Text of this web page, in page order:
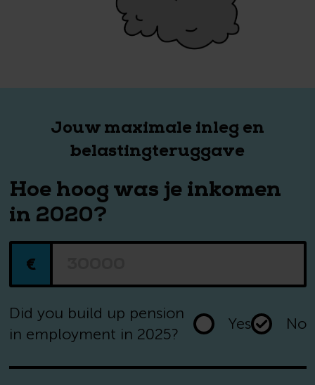
Jouw maximale inleg en
belastingteruggave
Hoe hoog was je inkomen
in 2020?
€
Did you build up pension
in employment in 2025?
Yes No